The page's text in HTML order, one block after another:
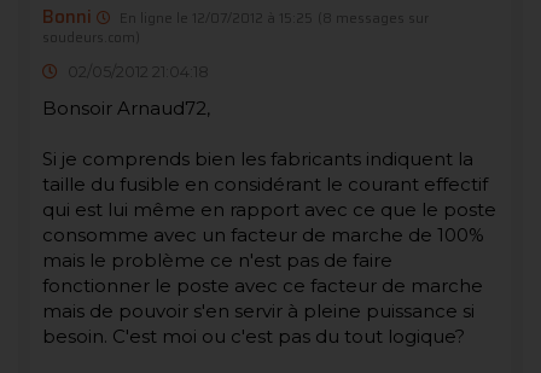
Bonni En ligne le 12/07/2012 à 15:25
(8 messages sur
soudeurs.com)
02/05/2012 21:04:18
Bonsoir Arnaud72,
Si je comprends bien les fabricants indiquent la
taille du fusible en considérant le courant effectif
qui est lui même en rapport avec ce que le poste
consomme avec un facteur de marche de 100%
mais le problème ce n'est pas de faire
fonctionner le poste avec ce facteur de marche
mais de pouvoir s'en servir à pleine puissance si
besoin. C'est moi ou c'est pas du tout logique?